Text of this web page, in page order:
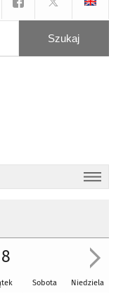
Sobota Niedziela